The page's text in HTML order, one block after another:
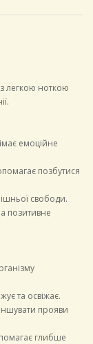
легкою ноткою
емоційне
позбутися
свободи.
позитивне
та освіжає.
прояви
глибше